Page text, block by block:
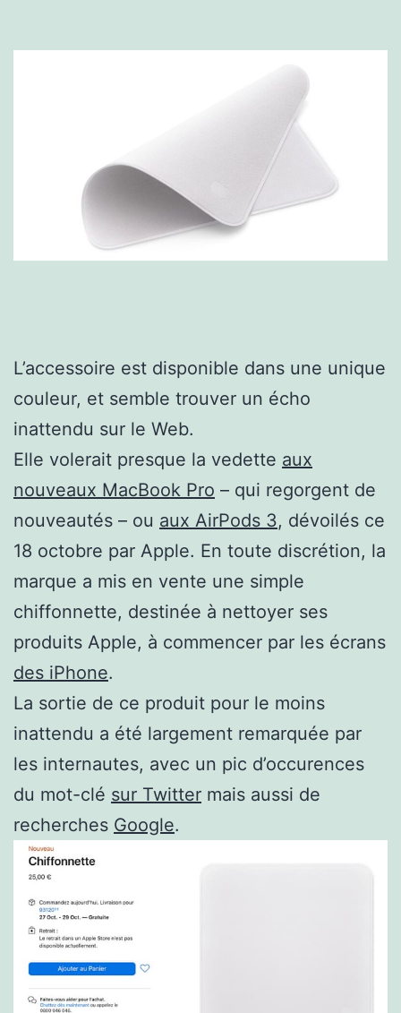
L’accessoire est disponible dans une unique
couleur, et semble trouver un écho
inattendu sur le Web.
Elle volerait presque la vedette aux
nouveaux MacBook Pro – qui regorgent de
nouveautés – ou aux AirPods 3, dévoilés ce
18 octobre par Apple. En toute discrétion, la
marque a mis en vente une simple
chiffonnette, destinée à nettoyer ses
produits Apple, à commencer par les écrans
des iPhone.
La sortie de ce produit pour le moins
inattendu a été largement remarquée par
les internautes, avec un pic d’occurences
du mot-clé sur Twitter mais aussi de
recherches Google.